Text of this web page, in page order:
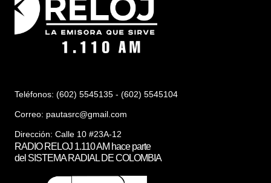
Teléfonos: (602) 5545135 - (602) 5545104
Correo: pautasrc@gmail.com
Dirección: Calle 10 #23A-12
RADIO RELOJ 1.110 AM hace parte
del SISTEMA RADIAL DE COLOMBIA